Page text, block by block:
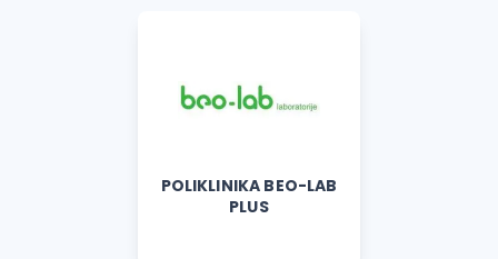
POLIKLINIKA BEO-LAB
PLUS